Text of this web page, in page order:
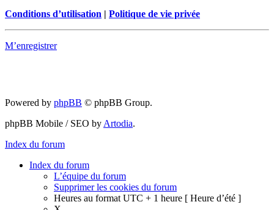
Conditions d’utilisation | Politique de vie privée
M’enregistrer
Powered by phpBB © phpBB Group.
phpBB Mobile / SEO by Artodia.
Index du forum
Index du forum
L’équipe du forum
Supprimer les cookies du forum
Heures au format UTC + 1 heure [ Heure d’été ]